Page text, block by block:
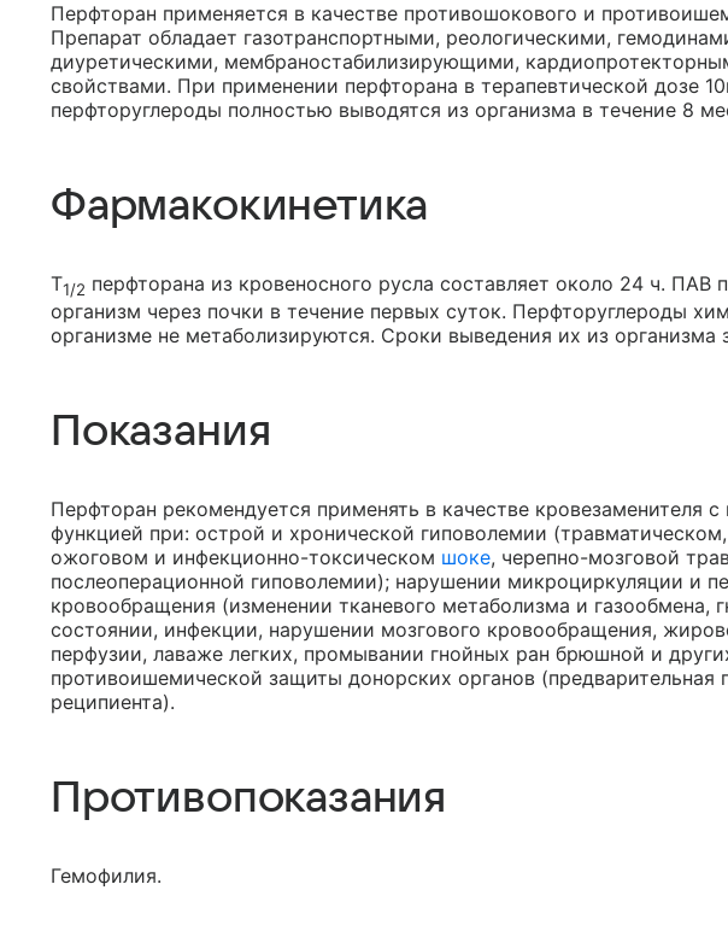
Перфторан применяется в качестве противошокового и
Препарат обладает газотранспортными, реологическими,
диуретическими, мембраностабилизирующими,
свойствами. При применении перфторана в терапевтической дозе
перфторуглероды полностью выводятся из организма в течение 8
Фармакокинетика
T1/2 перфторана из кровеносного русла составляет около 24 ч. ПАВ
организм через почки в течение первых суток. Перфторуглероды
организме не метаболизируются. Сроки выведения их из организма
Показания
Перфторан рекомендуется применять в качестве кровезаменителя с
функцией при: острой и хронической гиповолемии
ожоговом и инфекционно-токсическом шоке, черепно-мозговой
послеоперационной гиповолемии); нарушении микроциркуляции и
кровообращения (изменении тканевого метаболизма и газообмена,
состоянии, инфекции, нарушении мозгового кровообращения,
перфузии, лаваже легких, промывании гнойных ран брюшной и
противоишемической защиты донорских органов (предварительная
реципиента).
Противопоказания
Гемофилия.